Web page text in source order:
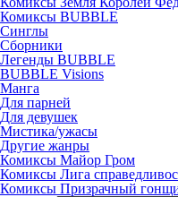
Комиксы BUBBLE
Синглы
Сборники
Легенды BUBBLE
BUBBLE Visions
Манга
Для парней
Для девушек
Мистика/ужасы
Другие жанры
Комиксы Майор Гром
Комиксы Лига
Комиксы Призрачный